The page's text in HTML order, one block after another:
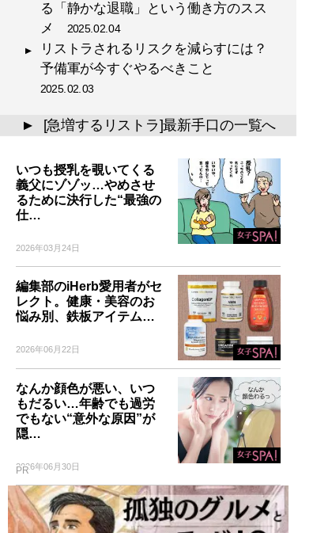
る「静かな退職」という働き方のスス
メ 2025.02.04
リストラされるリスクを減らすには？
予備軍が今すぐやるべきこと
2025.02.03
▲ [急増するリストラ]最新手口の一覧へ
いつも授乳を覗いてくる
義父にゾゾッ…やめさせ
るために決行した“最強の
仕…
2026年03月24日
編集部のiHerb愛用者がセ
レクト。健康・美容のお
悩み別、鉄板アイテム…
2026年06月22日
なんか顔色が悪い、いつ
もだるい…年齢でも過労
でもない“意外な原因”が
隠…
2026年06月30日
PR